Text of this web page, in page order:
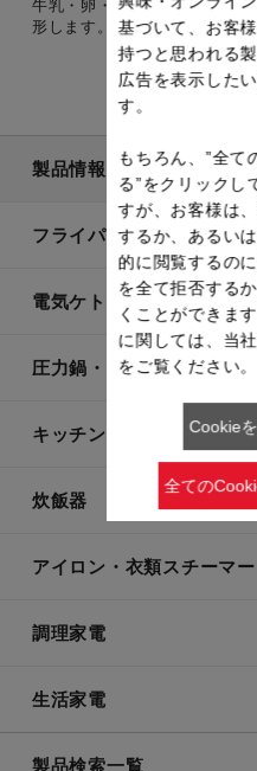
牛乳・卵・砂糖が入ったほん
形します。
製品情報
フライパン・鍋
電気ケトル
圧力鍋・電気圧力鍋
キッチン用品
炊飯器
アイロン・衣類スチーマー
調理家電
生活家電
製品検索一覧
基づいて、お客
持つと思われる
広告を表示した
す。
もちろん、”全て
る”をクリックし
すが、お客様は
するか、あるい
的に閲覧するの
を全て拒否する
くことができま
に関しては、当
をご覧ください。
Cookie
全ての